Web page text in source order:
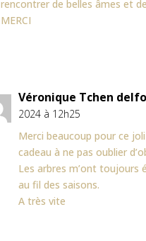
rencontrer de belles âmes et
MERCI
Véronique Tchen
2024 à 12h25
Merci beaucoup pour ce
cadeau à ne pas oublier
Les arbres m’ont toujours
au fil des saisons.
A très vite